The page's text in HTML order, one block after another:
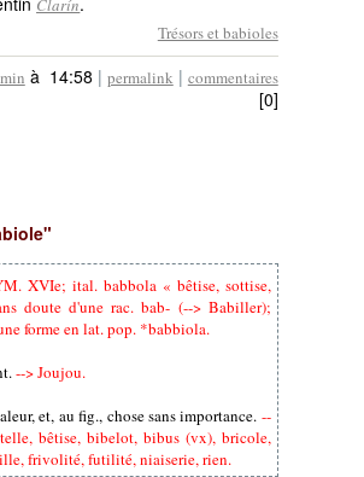
Clarín
Trésors et babioles
à 14:58 | permalink | commentaires
[0]
XVIe; ital. babbola « bêtise, sottise,
doute d'une rac. bab- (--> Babiller);
forme en lat. pop. *babbiola.
--> Joujou.
et, au fig., chose sans importance. --
bêtise, bibelot, bibus (vx), bricole,
frivolité, futilité, niaiserie, rien.